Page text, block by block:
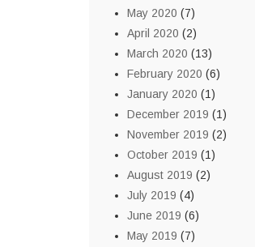
May 2020 (7)
April 2020 (2)
March 2020 (13)
February 2020 (6)
January 2020 (1)
December 2019 (1)
November 2019 (2)
October 2019 (1)
August 2019 (2)
July 2019 (4)
June 2019 (6)
May 2019 (7)